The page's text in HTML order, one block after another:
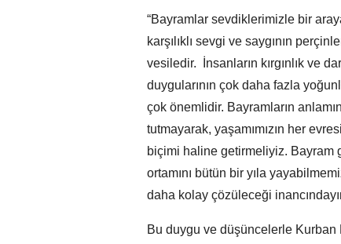
“Bayramlar sevdiklerimizle bir
karşılıklı sevgi ve saygının
vesiledir. İnsanların kırgınlık ve
duygularının çok daha fazla
çok önemlidir. Bayramların
tutmayarak, yaşamımızın her
biçimi haline getirmeliyiz. Bayram
ortamını bütün bir yıla
daha kolay çözüleceği
Bu duygu ve düşüncelerle Kurban